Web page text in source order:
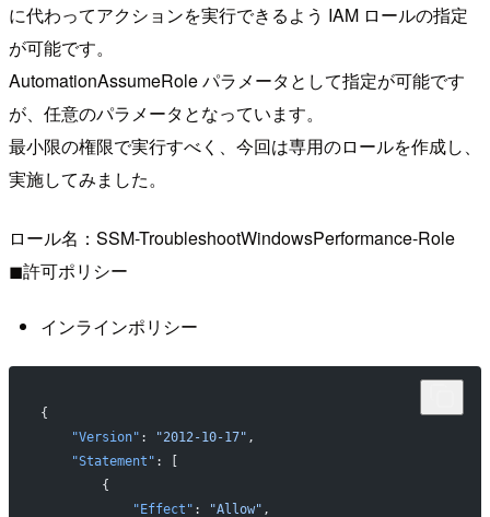
に代わってアクションを実行できるよう IAM ロールの指定
が可能です。
AutomationAssumeRole パラメータとして指定が可能です
が、任意のパラメータとなっています。
最小限の権限で実行すべく、今回は専用のロールを作成し、
実施してみました。
ロール名：SSM-TroubleshootWindowsPerformance-Role
◼︎許可ポリシー
インラインポリシー
{
    "Version"
: "2012-10-17" ,
    "Statement"
: [
        {
            "Effect"
: "Allow" ,